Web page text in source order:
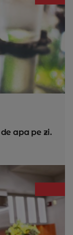
apa pe zi.